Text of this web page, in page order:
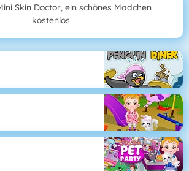
Skin Doctor, ein schönes Madchen
kostenlos!